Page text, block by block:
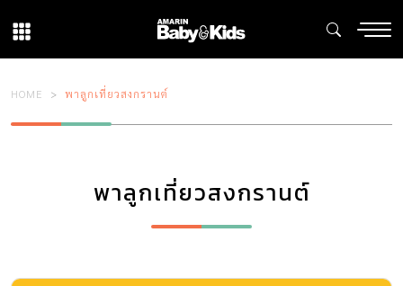
HOME พาลูกเที่ยวสงกรานต์
พาลูกเที่ยวสงกรานต์